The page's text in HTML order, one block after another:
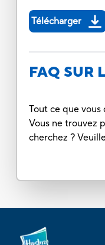
Télécharger
FAQ SUR
Tout ce que
Vous ne trouvez
cherchez ?